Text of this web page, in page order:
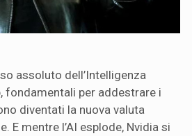
assoluto dell’Intelligenza
fondamentali per addestrare i
diventati la nuova valuta
E mentre l’AI esplode, Nvidia si